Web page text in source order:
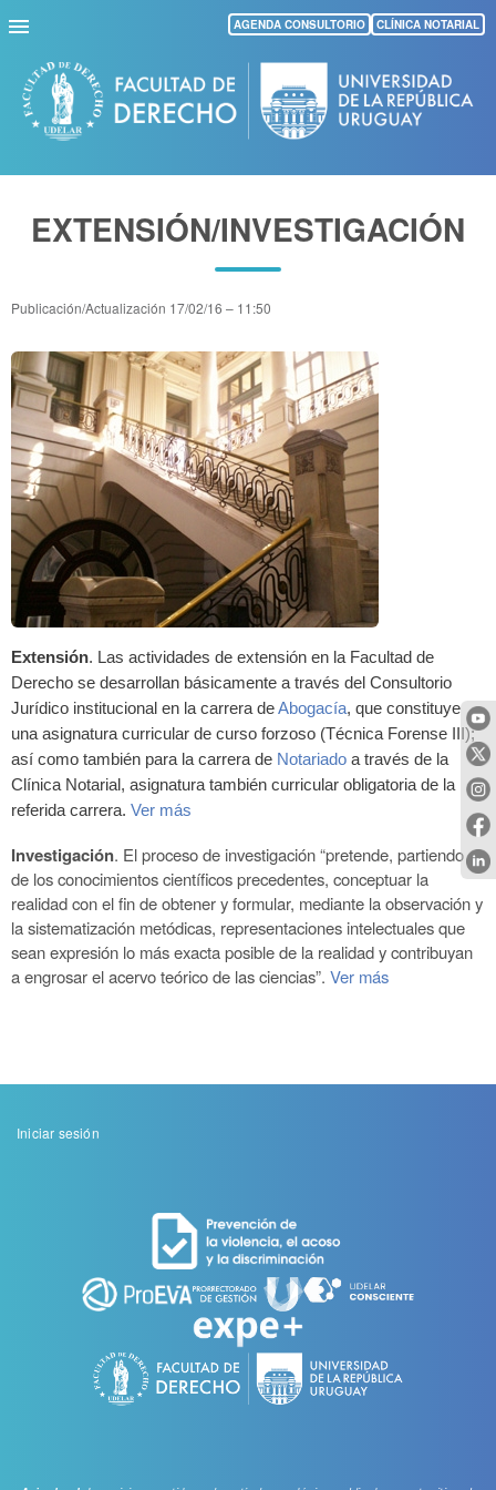
Pasar
al
contenido
principal
AGENDA CONSULTORIO CLÍNICA NOTARIAL
EXTENSIÓN/INVESTIGACIÓN
Publicación/Actualización 17/02/16 – 11:50
Extensión. Las actividades de extensión en la Facultad de
Derecho se desarrollan básicamente a través del Consultorio
Jurídico institucional en la carrera deAbogacía, que constituye
una asignatura curricular de curso forzoso (Técnica Forense III);
así como también para la carrera de Notariado a través de la
Clínica Notarial, asignatura también curricular obligatoria de la
referida carrera. Ver más
Investigación. El proceso de investigación “pretende, partiendo
de los conocimientos científicos precedentes, conceptuar la
realidad con el fin de obtener y formular, mediante la observación y
la sistematización metódicas, representaciones intelectuales que
sean expresión lo más exacta posible de la realidad y contribuyan
a engrosar el acervo teórico de las ciencias”. Ver más
Menu
Iniciar sesión